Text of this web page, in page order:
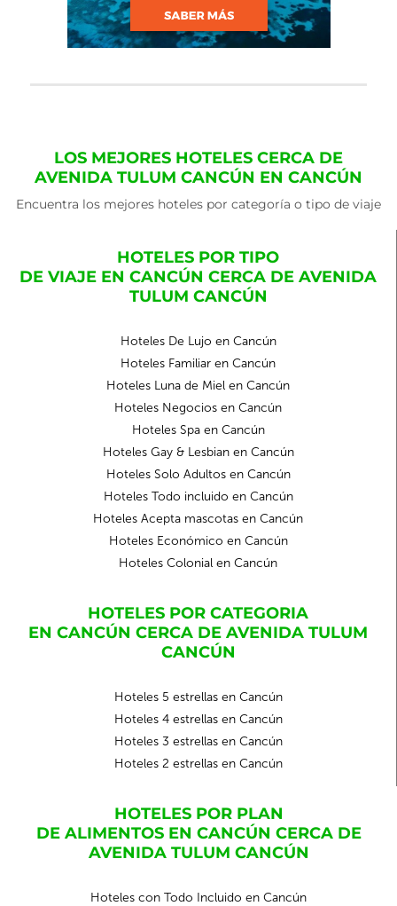
LOS MEJORES HOTELES CERCA DE
AVENIDA TULUM CANCÚN EN CANCÚN
Encuentra los mejores hoteles por categoría o tipo de viaje
HOTELES POR TIPO
DE VIAJE EN CANCÚN CERCA DE AVENIDA
TULUM CANCÚN
Hoteles De Lujo en Cancún
Hoteles Familiar en Cancún
Hoteles Luna de Miel en Cancún
Hoteles Negocios en Cancún
Hoteles Spa en Cancún
Hoteles Gay & Lesbian en Cancún
Hoteles Solo Adultos en Cancún
Hoteles Todo incluido en Cancún
Hoteles Acepta mascotas en Cancún
Hoteles Económico en Cancún
Hoteles Colonial en Cancún
HOTELES POR CATEGORIA
EN CANCÚN CERCA DE AVENIDA TULUM
CANCÚN
Hoteles 5 estrellas en Cancún
Hoteles 4 estrellas en Cancún
Hoteles 3 estrellas en Cancún
Hoteles 2 estrellas en Cancún
HOTELES POR PLAN
DE ALIMENTOS EN CANCÚN CERCA DE
AVENIDA TULUM CANCÚN
Hoteles con Todo Incluido en Cancún